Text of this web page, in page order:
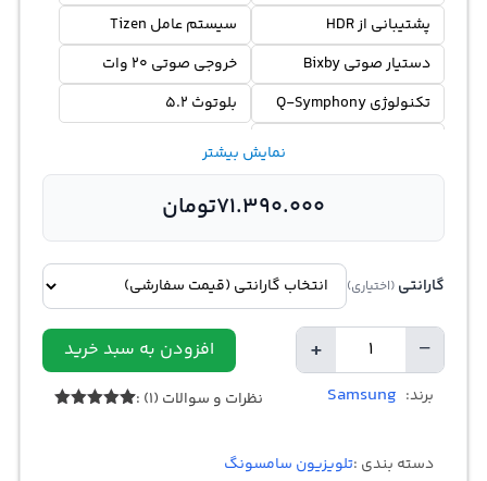
پشتیبانی از HDR
سیستم عامل Tizen
دستیار صوتی Bixby
خروجی صوتی 20 وات
تکنولوژی Q-Symphony
بلوتوث 5.2
نمایش بیشتر
71.390.000تومان
گارانتی (اختیاری)
−
تعداد + افزودن به سبد خرید
برند: Samsung نظرات و سوالات (1) :
دسته بندی :تلویزیون سامسونگ